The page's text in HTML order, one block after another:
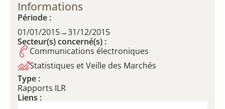
Informations
Période :
01/01/2015→31/12/2015
Secteur(s) concerné(s) :
Communications électroniques
Statistiques et Veille des Marchés
Type :
Rapports ILR
Liens :